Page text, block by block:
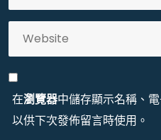
在瀏覽器中儲存顯示名稱、
以供下次發佈留言時使用。